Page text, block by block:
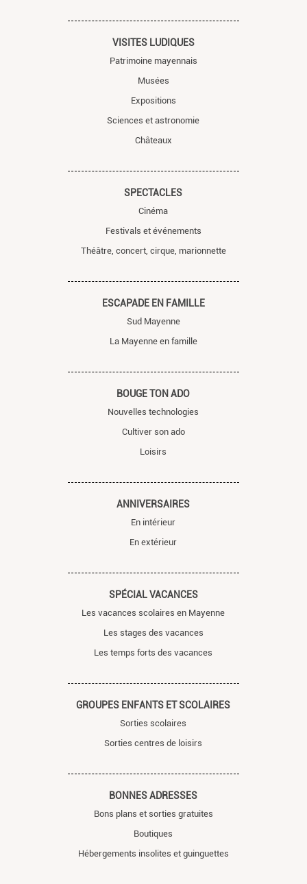
VISITES LUDIQUES
Patrimoine mayennais
Musées
Expositions
Sciences et astronomie
Châteaux
SPECTACLES
Cinéma
Festivals et événements
Théâtre, concert, cirque, marionnette
ESCAPADE EN FAMILLE
Sud Mayenne
La Mayenne en famille
BOUGE TON ADO
Nouvelles technologies
Cultiver son ado
Loisirs
ANNIVERSAIRES
En intérieur
En extérieur
SPÉCIAL VACANCES
Les vacances scolaires en Mayenne
Les stages des vacances
Les temps forts des vacances
GROUPES ENFANTS ET SCOLAIRES
Sorties scolaires
Sorties centres de loisirs
BONNES ADRESSES
Bons plans et sorties gratuites
Boutiques
Hébergements insolites et guinguettes